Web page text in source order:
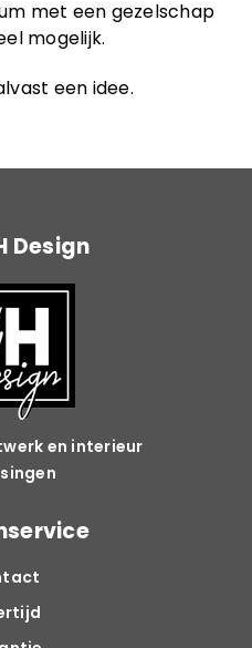
met een gezelschap
mogelijk.
een idee.
Design
en interieur